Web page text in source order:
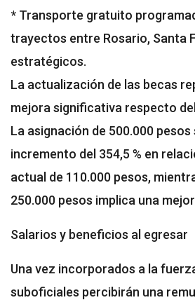
* Transporte gratuito
trayectos entre Rosario, Santa
estratégicos.
La actualización de las becas
mejora significativa respecto
La asignación de 500.000 pesos
incremento del 354,5 % en
actual de 110.000 pesos,
250.000 pesos implica una
Salarios y beneficios al egresar
Una vez incorporados a la
suboficiales percibirán una